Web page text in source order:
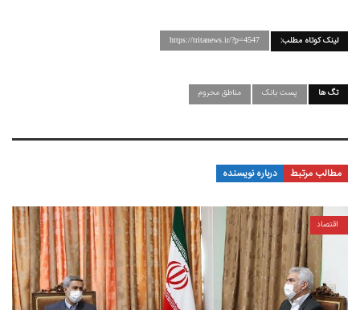
لینک کوتاه مطلب: https://tritanews.ir/?p=4547
تگ ها پست بانک مناطق محروم
مطالب مرتبط درباره نویسنده
اقتصاد